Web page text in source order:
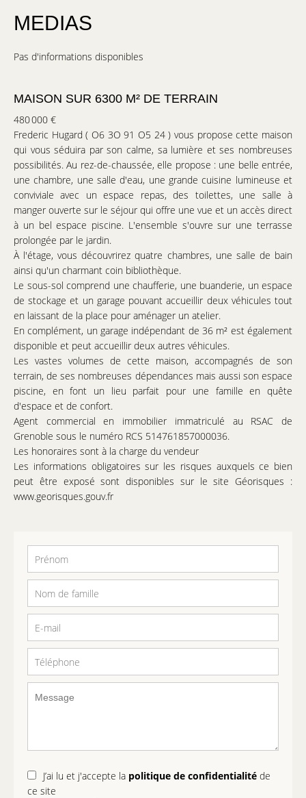
MEDIAS
Pas d'informations disponibles
MAISON SUR 6300 M² DE TERRAIN
480 000 €
Frederic Hugard ( O6 3O 91 O5 24 ) vous propose cette maison
qui vous séduira par son calme, sa lumière et ses nombreuses
possibilités. Au rez-de-chaussée, elle propose : une belle entrée,
une chambre, une salle d'eau, une grande cuisine lumineuse et
conviviale avec un espace repas, des toilettes, une salle à
manger ouverte sur le séjour qui offre une vue et un accès direct
à un bel espace piscine. L'ensemble s'ouvre sur une terrasse
prolongée par le jardin.
À l'étage, vous découvrirez quatre chambres, une salle de bain
ainsi qu'un charmant coin bibliothèque.
Le sous-sol comprend une chaufferie, une buanderie, un espace
de stockage et un garage pouvant accueillir deux véhicules tout
en laissant de la place pour aménager un atelier.
En complément, un garage indépendant de 36 m² est également
disponible et peut accueillir deux autres véhicules.
Les vastes volumes de cette maison, accompagnés de son
terrain, de ses nombreuses dépendances mais aussi son espace
piscine, en font un lieu parfait pour une famille en quête
d'espace et de confort.
Agent commercial en immobilier immatriculé au RSAC de
Grenoble sous le numéro RCS 514761857000036.
Les honoraires sont à la charge du vendeur
Les informations obligatoires sur les risques auxquels ce bien
peut être exposé sont disponibles sur le site Géorisques :
www.georisques.gouv.fr
J’ai lu et j'accepte la politique de confidentialité de
ce site